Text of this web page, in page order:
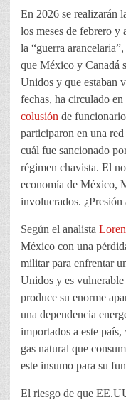
En 2026 se realizarán
los meses de febrero y
la “guerra
que México y Canadá
Unidos y que estaban
fechas, ha circulado
colusión de
participaron en una
cuál fue sancionado
régimen chavista. El
economía de México,
involucrados. ¿Presión
Según el analista
México con una
militar para enfrentar
Unidos y es vulnerable
produce su enorme
una dependencia
importados a este
gas natural que
este insumo para su
El riesgo de que